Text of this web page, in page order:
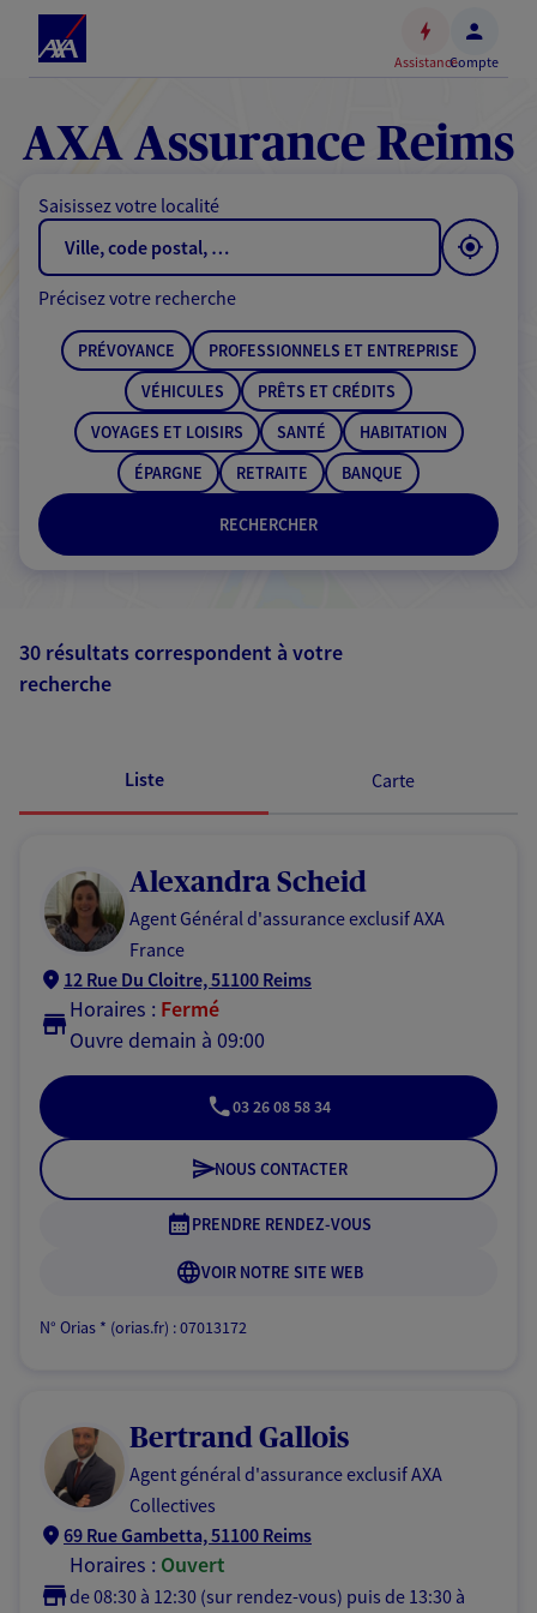
Accéder
contenu
principal
au
de
AssistanceCompte
AXA Assurance Reims
Saisissez votre localité
RECHERCHER
Précisez votre recherche
PRÉVOYANCE
PROFESSIONNELS ET ENTREPRISE
VÉHICULES
PRÊTS ET CRÉDITS
VOYAGES ET LOISIRS
SANTÉ
HABITATION
ÉPARGNE
RETRAITE BANQUE
30 résultats correspondent à votre
recherche
Liste Carte
Alexandra Scheid
Agent Général d'assurance exclusif AXA
France
12 Rue Du Cloitre, 51100 Reims
Horaires : Fermé
Ouvre demain à 09:00
03 26 08 58 34
NOUS CONTACTER
PRENDRE RENDEZ-VOUS
VOIR NOTRE SITE WEB
N° Orias * (orias.fr) : 07013172
Bertrand Gallois
Agent général d'assurance exclusif AXA
Collectives
69 Rue Gambetta, 51100 Reims
Horaires : Ouvert
de 08:30 à 12:30 (sur rendez-vous) puis de 13:30 à